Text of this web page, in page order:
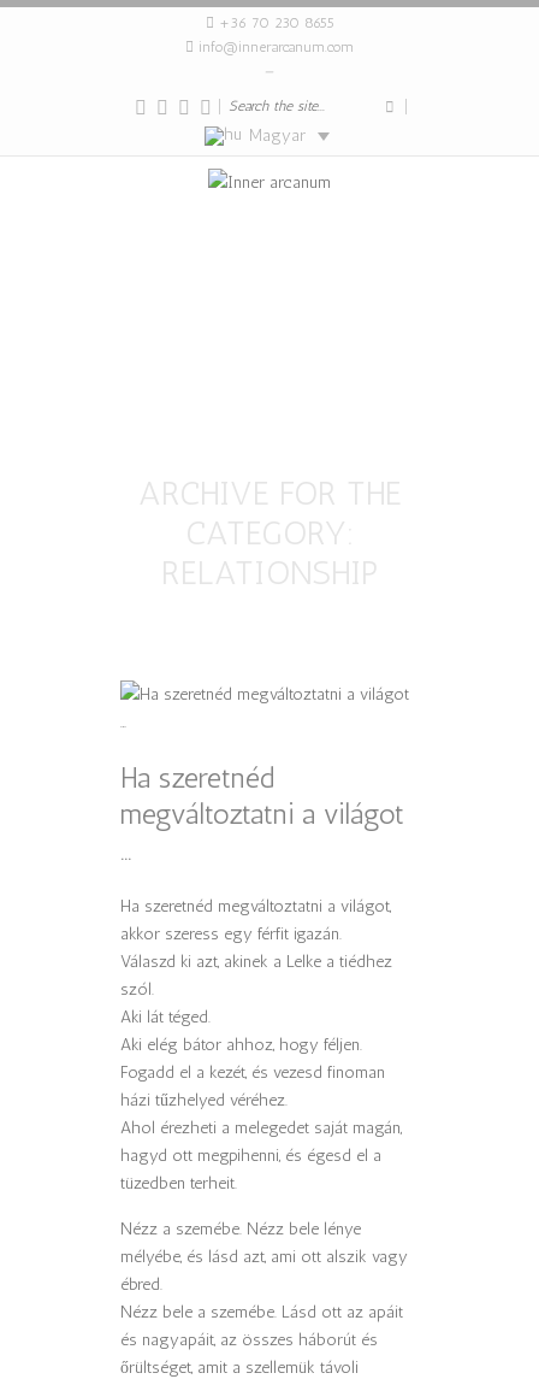
+36 70 230 8655
info@innerarcanum.com
|
|
Magyar
ARCHIVE FOR THE
CATEGORY:
RELATIONSHIP
Ha szeretnéd
megváltoztatni a világot
…
Ha szeretnéd megváltoztatni a világot,
akkor szeress egy férfit igazán.
Válaszd ki azt, akinek a Lelke a tiédhez
szól.
Aki lát téged.
Aki elég bátor ahhoz, hogy féljen.
Fogadd el a kezét, és vezesd finoman
házi tűzhelyed véréhez.
Ahol érezheti a melegedet saját magán,
hagyd ott megpihenni, és égesd el a
tüzedben terheit.
Nézz a szemébe. Nézz bele lénye
mélyébe, és lásd azt, ami ott alszik vagy
ébred.
Nézz bele a szemébe. Lásd ott az apáit
és nagyapáit, az összes háborút és
őrültséget, amit a szellemük távoli